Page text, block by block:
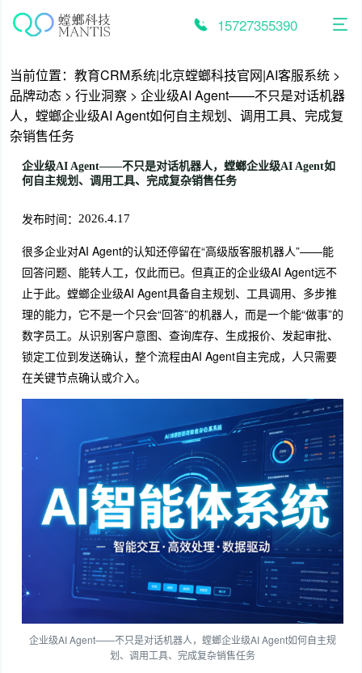
15727355390
当前位置： 教育CRM系统|北京螳螂科技官网|AI客服系统 >
品牌动态 > 行业洞察 > 企业级AI Agent——不只是对话机器
人，螳螂企业级AI Agent如何自主规划、调用工具、完成复
杂销售任务
企业级AI Agent——不只是对话机器人，螳螂企业级AI Agent如
何自主规划、调用工具、完成复杂销售任务
发布时间： 2026.4.17
很多企业对AI Agent的认知还停留在“高级版客服机器人”——能
回答问题、能转人工，仅此而已。但真正的企业级AI Agent远不
止于此。螳螂企业级AI Agent具备自主规划、工具调用、多步推
理的能力，它不是一个只会“回答”的机器人，而是一个能“做事”的
数字员工。从识别客户意图、查询库存、生成报价、发起审批、
锁定工位到发送确认，整个流程由AI Agent自主完成，人只需要
在关键节点确认或介入。
企业级AI Agent——不只是对话机器人，螳螂企业级AI Agent如何自主规
划、调用工具、完成复杂销售任务